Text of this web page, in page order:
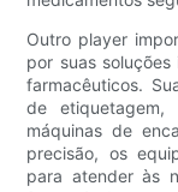
Outro player
por suas
farmacêuticos.
de etiquetagem,
máquinas de
precisão, os
para atender às